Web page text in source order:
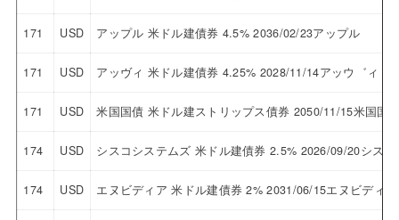
171 USD アップル 米ドル建債券 4.5% 2036/02/23アップル
171 USD アッヴィ 米ドル建債券 4.25% 2028/11/14アッウ゛ィ
171 USD 米国国債 米ドル建ストリップス債券 2050/11/15米国国
174 USD シスコシステムズ 米ドル建債券 2.5% 2026/09/20シス
174 USD エヌビディア 米ドル建債券 2% 2031/06/15エヌビディア